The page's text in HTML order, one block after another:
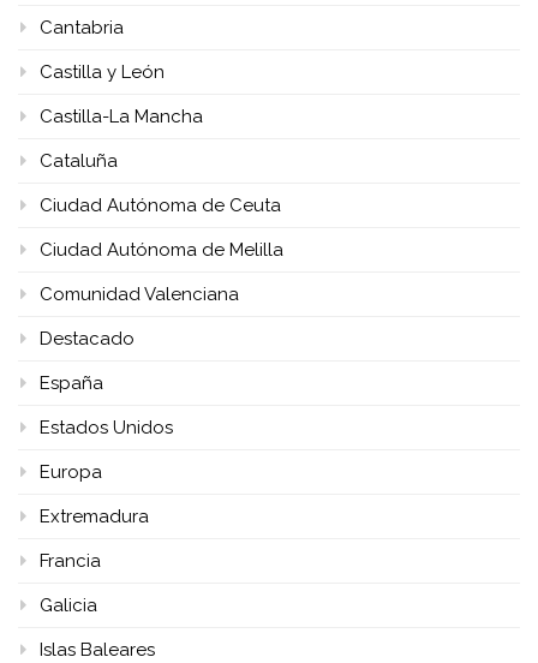
Cantabria
Castilla y León
Castilla-La Mancha
Cataluña
Ciudad Autónoma de Ceuta
Ciudad Autónoma de Melilla
Comunidad Valenciana
Destacado
España
Estados Unidos
Europa
Extremadura
Francia
Galicia
Islas Baleares